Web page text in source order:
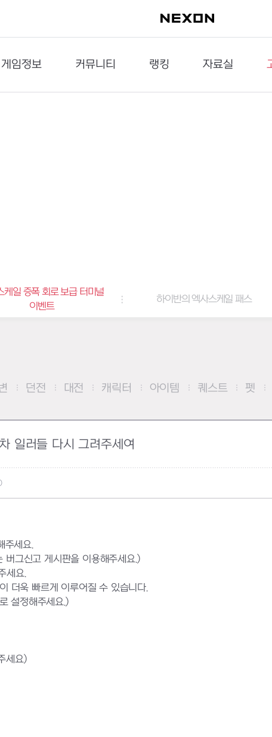
게임정보
세계관
커뮤니티
이슈게시판
랭킹
던전랭킹
자료실
다운로드
케일 증폭 회로 보급 터미널
이벤트
하이반의 엑사스케일 패스
던전 대전 캐릭터 아이템 퀘스트 펫
일러들 다시 그려주세여
주세요.
그신고 게시판을 이용해주세요.)
세요.
더욱 빠르게 이루어질 수 있습니다.
설정해주세요.)
세요)